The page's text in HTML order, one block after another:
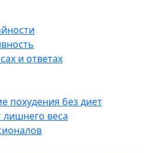
и ответах
похудения без диет
веса